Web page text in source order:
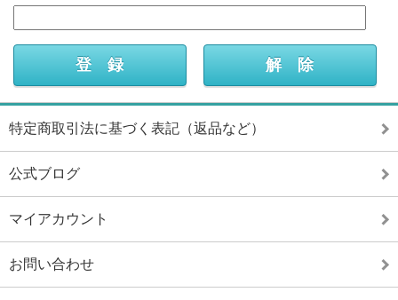
特定商取引法に基づく表記（返品など）
公式ブログ
マイアカウント
お問い合わせ